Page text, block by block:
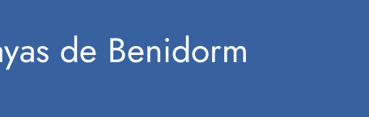
de Benidorm